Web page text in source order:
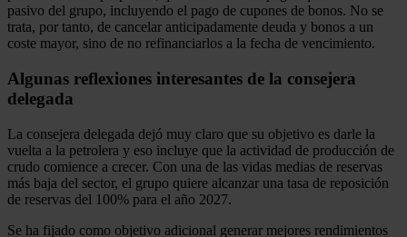
pasivo del grupo, incluyendo el pago de cupones de bonos. No se
trata, por tanto, de cancelar anticipadamente deuda y bonos a un
coste mayor, sino de no refinanciarlos a la fecha de vencimiento.
Algunas reflexiones interesantes de la consejera
delegada
La consejera delegada dejó muy claro que su objetivo es darle la
vuelta a la petrolera y eso incluye que la actividad de producción de
crudo comience a crecer. Con una de las vidas medias de reservas
más baja del sector, el grupo quiere alcanzar una tasa de reposición
de reservas del 100% para el año 2027.
Se ha fijado como objetivo adicional generar mejores rendimientos